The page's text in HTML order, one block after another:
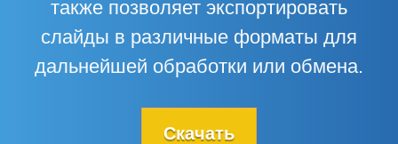
также позволяет экспортировать
слайды в различные форматы для
дальнейшей обработки или обмена.
Скачать